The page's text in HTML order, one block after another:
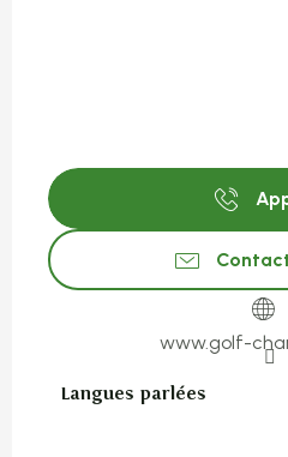
www.golf-
Langues parlées
Langues parlées